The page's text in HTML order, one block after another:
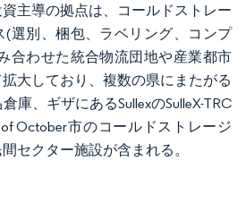
主導の拠点は、コールドストレー
(選別、梱包、ラベリング、コンプ
合わせた統合物流団地や産業都市
大しており、複数の県にまたがる
庫、ギザにあるSullexのSulleX-TRC
October市のコールドストレージ
セクター施設が含まれる。